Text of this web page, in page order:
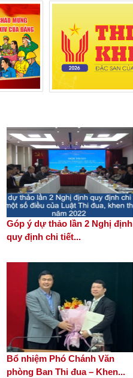
Góp ý dự thảo lần 2 Nghị định
quy định chi tiết...
Bổ nhiệm Phó Chánh Văn
phòng Ban Thi đua – Khen...